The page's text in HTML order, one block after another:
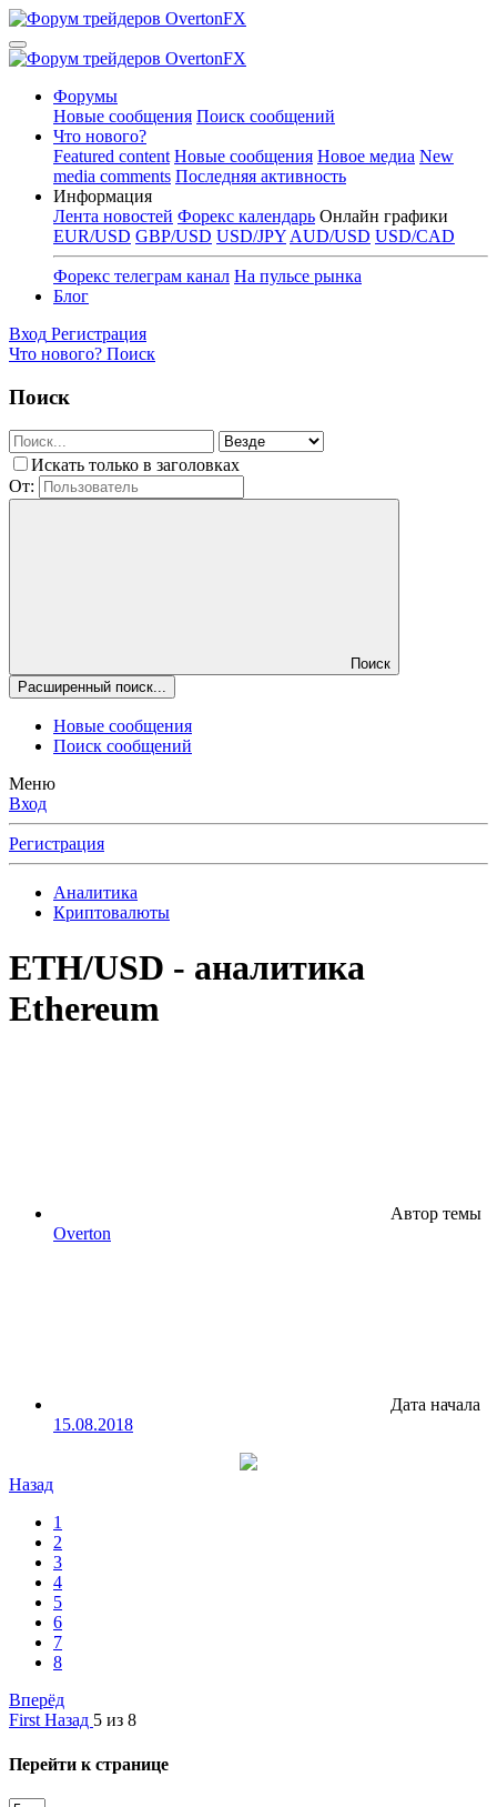
Форумы
Новые сообщения Поиск сообщений
Что нового?
Featured content Новые сообщения Новое медиа New
media comments Последняя активность
Информация
Лента новостей Форекс календарь Онлайн графики
EUR/USD GBP/USD USD/JPY AUD/USD USD/CAD
Форекс телеграм канал На пульсе рынка
Блог
Вход Регистрация
Что нового? Поиск
Поиск
Искать только в заголовках
От:
Поиск
Расширенный поиск...
Новые сообщения
Поиск сообщений
Меню
Вход
Регистрация
Аналитика
Криптовалюты
ETH/USD - аналитика
Ethereum
Автор темы
Overton
Дата начала
15.08.2018
Назад
1
2
3
4
5
6
7
8
Вперёд
First Назад 5 из 8
Перейти к странице